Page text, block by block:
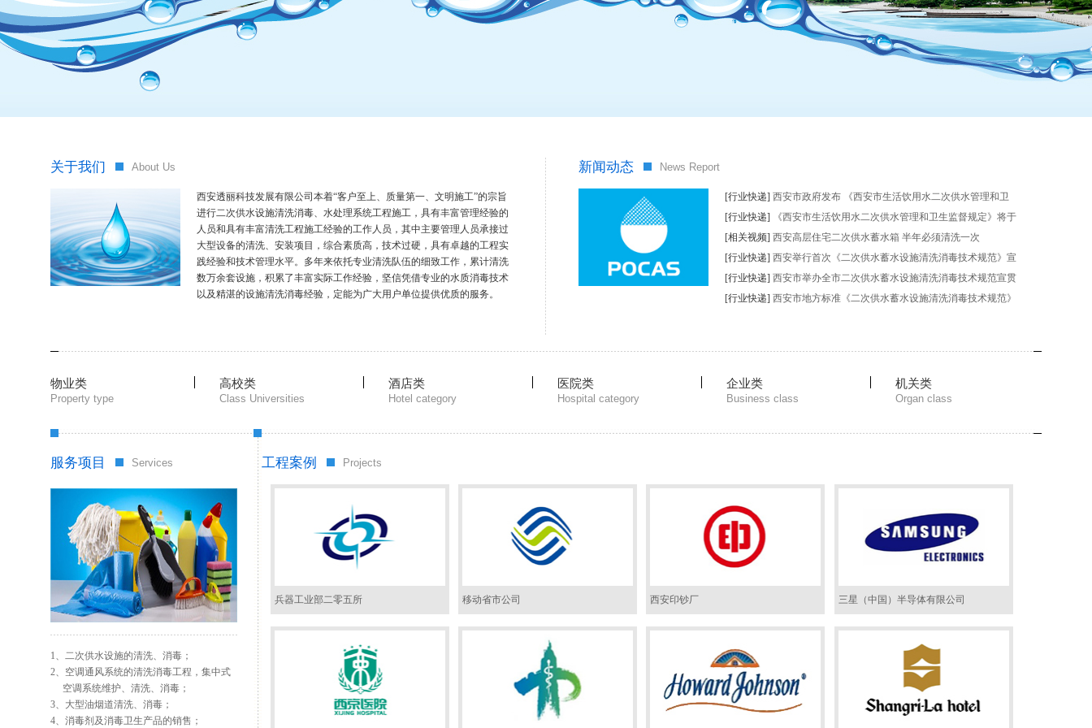
关于我们 About Us
西安透丽科技发展有限公司本着“客户至上、质量第一、文明施工”的宗旨
进行二次供水设施清洗消毒、水处理系统工程施工，具有丰富管理经验的
人员和具有丰富清洗工程施工经验的工作人员，其中主要管理人员承接过
大型设备的清洗、安装项目，综合素质高，技术过硬，具有卓越的工程实
践经验和技术管理水平。多年来依托专业清洗队伍的细致工作，累计清洗
数万余套设施，积累了丰富实际工作经验，坚信凭借专业的水质消毒技术
以及精湛的设施清洗消毒经验，定能为广大用户单位提供优质的服务。
新闻动态 News Report
[行业快递] 西安市政府发布 《西安市生活饮用水二次供水管理和卫
[行业快递]
《西安市生活饮用水二次供水管理和卫生监督规定》将于
[相关视频] 西安高层住宅二次供水蓄水箱 半年必须清洗一次
[行业快递] 西安举行首次《二次供水蓄水设施清洗消毒技术规范》宣
[行业快递] 西安市举办全市二次供水蓄水设施清洗消毒技术规范宣贯
[行业快递] 西安市地方标准《二次供水蓄水设施清洗消毒技术规范》
物业类
Property type
高校类
Class Universities
酒店类
Hotel category
医院类
Hospital category
企业类
Business class
机关类
Organ class
服务项目 Services
1、二次供水设施的清洗、消毒；
2、空调通风系统的清洗消毒工程，集中式
空调系统维护、清洗、消毒；
3、大型油烟道清洗、消毒；
4、消毒剂及消毒卫生产品的销售；
工程案例 Projects
兵器工业部二零五所 移动省市公司 西安印钞厂 三星（中国）半导体有限公司